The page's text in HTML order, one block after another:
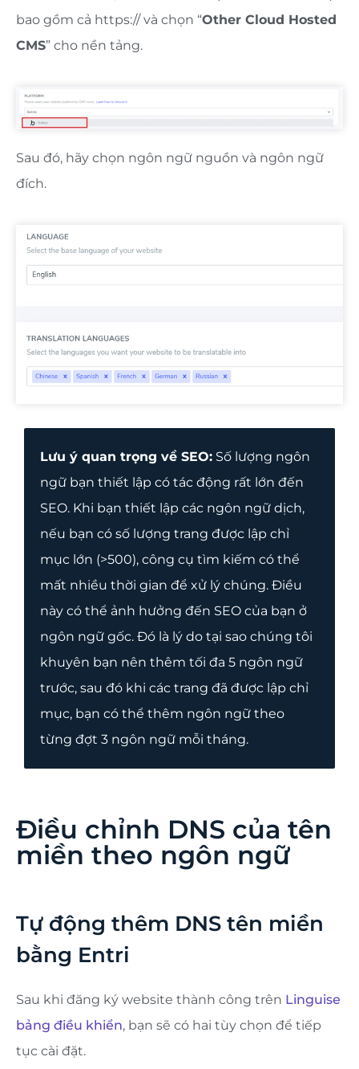
bao gồm cả https:// và chọn “Other Cloud Hosted
CMS” cho nền tảng.
Sau đó, hãy chọn ngôn ngữ nguồn và ngôn ngữ
đích.
Lưu ý quan trọng về SEO: Số lượng ngôn
ngữ bạn thiết lập có tác động rất lớn đến
SEO. Khi bạn thiết lập các ngôn ngữ dịch,
nếu bạn có số lượng trang được lập chỉ
mục lớn (>500), công cụ tìm kiếm có thể
mất nhiều thời gian để xử lý chúng. Điều
này có thể ảnh hưởng đến SEO của bạn ở
ngôn ngữ gốc. Đó là lý do tại sao chúng tôi
khuyên bạn nên thêm tối đa 5 ngôn ngữ
trước, sau đó khi các trang đã được lập chỉ
mục, bạn có thể thêm ngôn ngữ theo
từng đợt 3 ngôn ngữ mỗi tháng.
Điều chỉnh DNS của tên
miền theo ngôn ngữ
Tự động thêm DNS tên miền
bằng Entri
Sau khi đăng ký website thành công trên Linguise
bảng điều khiển, bạn sẽ có hai tùy chọn để tiếp
tục cài đặt.